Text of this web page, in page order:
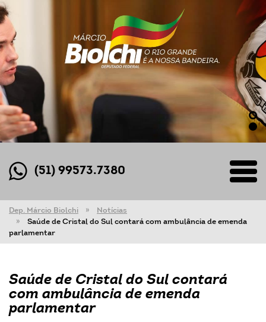
(51) 99573.7380
Dep. Márcio Biolchi
Notícias
Saúde de Cristal do Sul contará com ambulância de emenda
parlamentar
Saúde de Cristal do Sul contará
com ambulância de emenda
parlamentar